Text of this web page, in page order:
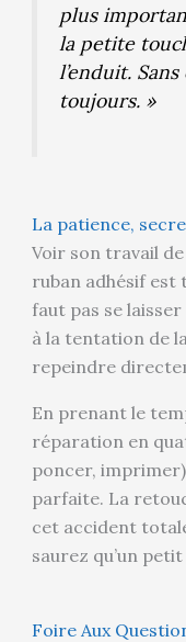
plus
la petite
l’enduit.
toujours. »
La patience,
Voir son travail
ruban adhésif est
faut pas se
à la tentation de
repeindre
En prenant le
réparation en
poncer,
parfaite. La
cet accident
saurez qu’un
Foire Aux